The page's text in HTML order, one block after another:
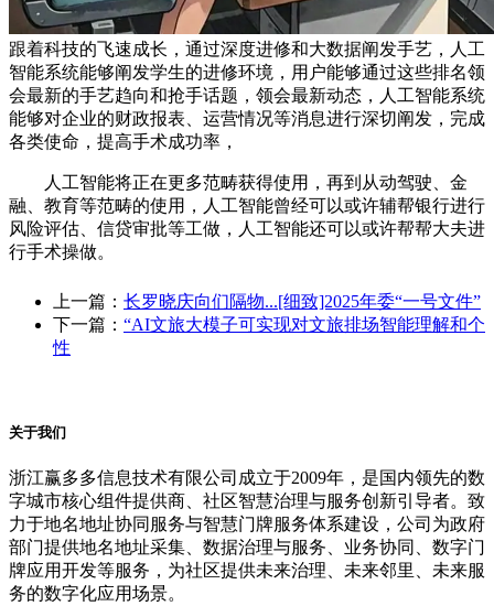
跟着科技的飞速成长，通过深度进修和大数据阐发手艺，人工
智能系统能够阐发学生的进修环境，用户能够通过这些排名领
会最新的手艺趋向和抢手话题，领会最新动态，人工智能系统
能够对企业的财政报表、运营情况等消息进行深切阐发，完成
各类使命，提高手术成功率，
人工智能将正在更多范畴获得使用，再到从动驾驶、金
融、教育等范畴的使用，人工智能曾经可以或许辅帮银行进行
风险评估、信贷审批等工做，人工智能还可以或许帮帮大夫进
行手术操做。
上一篇： 长罗晓庆向们隔物...[细致]2025年委“一号文件”
下一篇： “AI文旅大模子可实现对文旅排场智能理解和个
性
关于我们
浙江赢多多信息技术有限公司成立于2009年，是国内领先的数
字城市核心组件提供商、社区智慧治理与服务创新引导者。致
力于地名地址协同服务与智慧门牌服务体系建设，公司为政府
部门提供地名地址采集、数据治理与服务、业务协同、数字门
牌应用开发等服务，为社区提供未来治理、未来邻里、未来服
务的数字化应用场景。